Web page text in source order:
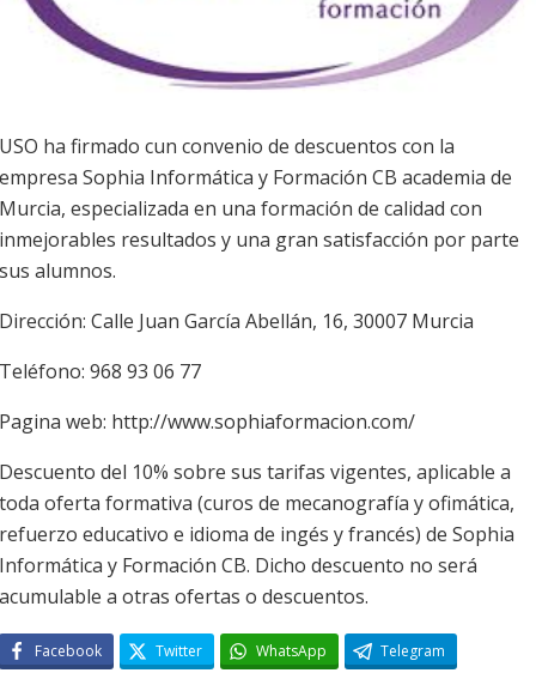
USO ha firmado cun convenio de descuentos con la
empresa Sophia Informática y Formación CB academia de
Murcia, especializada en una formación de calidad con
inmejorables resultados y una gran satisfacción por parte
sus alumnos.
Dirección: Calle Juan García Abellán, 16, 30007 Murcia
Teléfono: 968 93 06 77
Pagina web: http://www.sophiaformacion.com/
Descuento del 10% sobre sus tarifas vigentes, aplicable a
toda oferta formativa (curos de mecanografía y ofimática,
refuerzo educativo e idioma de ingés y francés) de Sophia
Informática y Formación CB. Dicho descuento no será
acumulable a otras ofertas o descuentos.
Facebook Twitter WhatsApp Telegram